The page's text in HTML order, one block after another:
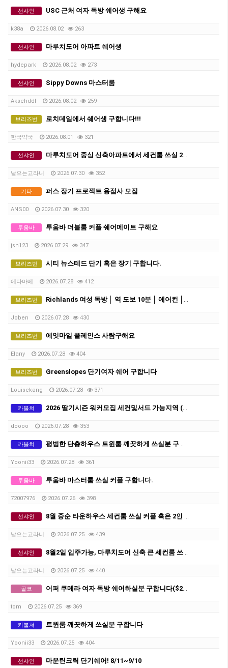
선샤인 USC 근처 여자 독방 쉐어생 구해요
k38a 2026.08.02 263
선샤인 마루치도어 아파트 쉐어생
hydepark 2026.08.02 273
선샤인 Sippy Downs 마스터룸
Aksehddl 2026.08.02 259
브리즈번 로치데일에서 쉐어생 구합니다!!!
한국약국 2026.08.01 321
선샤인 마루치도어 중심 신축아파트에서 세컨룸 쓰실 2인 쉐어 혹은 커플 구합니다.
날으는고라니 2026.07.30 352
기타 퍼스 장기 프로젝트 용접사 모집
ANS00 2026.07.30 320
투움바 투움바 더블룸 커플 쉐어메이트 구해요
jsn123 2026.07.29 347
브리즈번 시티 뉴스테드 단기 혹은 장기 구합니다.
에다마메 2026.07.28 412
브리즈번 Richlands 여성 독방 │ 역 도보 10분 │ 에어컨 │ 모든 빌 포함 │ 주 $280 │ 단기-약3개월 거주 가능
Joben 2026.07.28 430
브리즈번 에잇마일 플레인스 사람구해요
Elany 2026.07.28 404
브리즈번 Greenslopes 단기여자 쉐어 구합니다
Louisekang 2026.07.28 371
카불쳐 2026 딸기시즌 워커모집 세컨및서드 가능지역 (QLD 브리즈번 근교)
doooo 2026.07.28 353
카불쳐 평범한 단층하우스 트윈룸 깨끗하게 쓰실분 구합니다
Yoonii33 2026.07.28 361
투움바 투움바 마스터룸 쓰실 커플 구합니다.
72007976 2026.07.26 398
선샤인 8월 중순 타운하우스 세컨룸 쓰실 커플 혹은 2인 쉐어생 구합니다.
날으는고라니 2026.07.25 439
선샤인 8월2일 입주가능, 마루치도어 신축 큰 세컨룸 쓰실 커플 혹은 2인 쉐어생 구합니다.
날으는고라니 2026.07.25 440
골코 어퍼 쿠메라 여자 독방 쉐어하실분 구합니다($230)
tom 2026.07.25 369
카불쳐 트윈룸 깨끗하게 쓰실분 구합니다
Yoonii33 2026.07.25 404
선샤인 마운틴크릭 단기쉐어! 8/11~9/10